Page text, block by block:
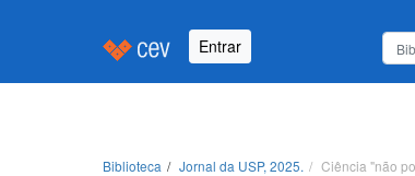
Entrar
Biblioteca Jornal da USP, 2025. Ciência "não